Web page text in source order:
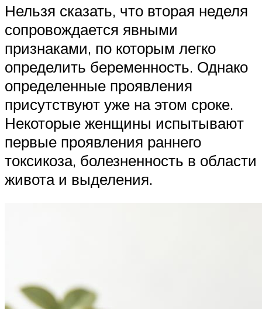
Нельзя сказать, что вторая неделя
сопровождается явными
признаками, по которым легко
определить беременность. Однако
определенные проявления
присутствуют уже на этом сроке.
Некоторые женщины испытывают
первые проявления раннего
токсикоза, болезненность в области
живота и выделения.